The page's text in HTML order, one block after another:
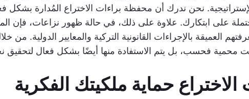
نحن ندرك أن محفظة براءات الاختراع المُدارة بشكل
على ابتكارك. علاوة على ذلك، في حالة ظهور نزاعات، فإن
العميقة بالإجراءات القانونية التركية والمعايير الدولية. من
محمية فحسب، بل يتم الاستفادة منها أيضًا بشكل فعال لتحقيق
حماية ملكيتك الفكرية